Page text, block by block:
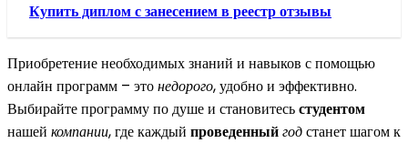
Купить диплом с занесением в реестр отзывы
Приобретение необходимых знаний и навыков с помощью
онлайн программ – этонедорого, удобно и эффективно.
Выбирайте программу по душе и становитесьстудентом
нашей компании, где каждый проведенныйгодстанет шагом к